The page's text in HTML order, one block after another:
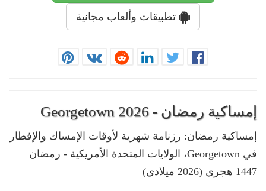
تطبيقات وألعاب مجانية
إمساكية رمضان - Georgetown 2026
إمساكية رمضان: رزنامة شهرية لأوقات الإمساك والإفطار
في Georgetown، الولايات المتحدة الأمريكية - رمضان
1447 هجري (2026 ميلادي)